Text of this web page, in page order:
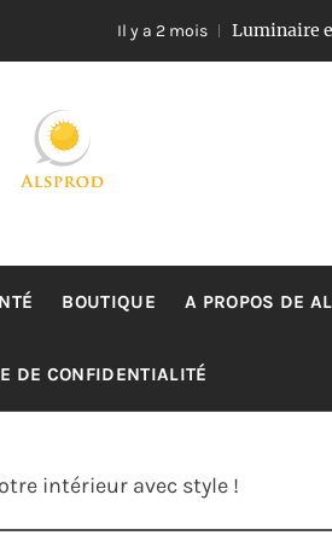
Luminaire en rotin et
De Délicieux Plats
BOUTIQUE A PROPOS DE
DE CONFIDENTIALITÉ
intérieur avec style !